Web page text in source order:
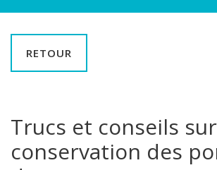
RETOUR
Trucs et conseils
conservation des